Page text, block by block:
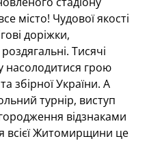
місто! Чудової якості
доріжки,
Тисячі
насолодитися грою
збірної України. А
турнір, виступ
відзнаками
всієї Житомирщини це